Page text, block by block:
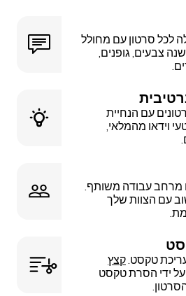
לכל סרטון עם מחולל
הכתוביות של Kapwing. שנה צבעים, גופנים,
עם הנחיית
וידאו מהמלאי,
מרחב עבודה משותף.
עם הצוות שלך
טקסט. קצץ
ידי הסרת טקסט